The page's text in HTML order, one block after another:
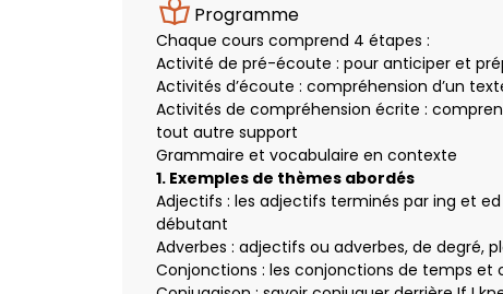
Programme
Chaque cours comprend 4 étapes :
Activité de pré-écoute : pour anticiper et
Activités d’écoute : compréhension d’un
Activités de compréhension écrite :
tout autre support
Grammaire et vocabulaire en contexte
1. Exemples de thèmes abordés
Adjectifs : les adjectifs terminés par ing et
débutant
Adverbes : adjectifs ou adverbes, de degré,
Conjonctions : les conjonctions de temps